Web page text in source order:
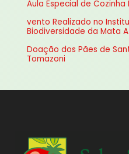
p
o
:
Aula Especial de Cozinha
vento Realizado no
Biodiversidade da Mata
Doação dos Pães de
Tomazoni